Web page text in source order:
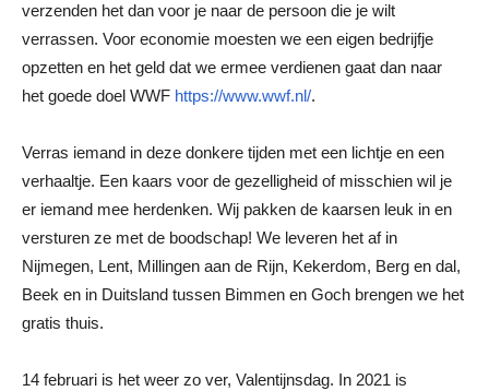
verzenden het dan voor je naar de persoon die je wilt
verrassen. Voor economie moesten we een eigen bedrijfje
opzetten en het geld dat we ermee verdienen gaat dan naar
het goede doel WWF https://www.wwf.nl/.
Verras iemand in deze donkere tijden met een lichtje en een
verhaaltje. Een kaars voor de gezelligheid of misschien wil je
er iemand mee herdenken. Wij pakken de kaarsen leuk in en
versturen ze met de boodschap! We leveren het af in
Nijmegen, Lent, Millingen aan de Rijn, Kekerdom, Berg en dal,
Beek en in Duitsland tussen Bimmen en Goch brengen we het
gratis thuis.
14 februari is het weer zo ver, Valentijnsdag. In 2021 is